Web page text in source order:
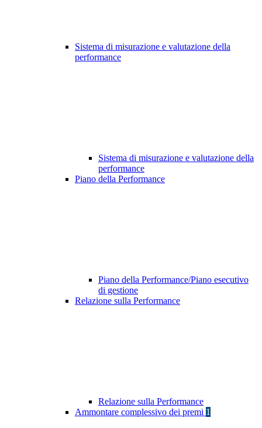
Sistema di misurazione e valutazione della
performance
Sistema di misurazione e valutazione della
performance
Piano della Performance
Piano della Performance/Piano esecutivo
di gestione
Relazione sulla Performance
Relazione sulla Performance
Ammontare complessivo dei premi 1